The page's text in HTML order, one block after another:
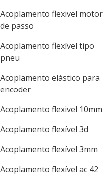
Acoplamento flexivel motor
de passo
Acoplamento flexível tipo
pneu
Acoplamento elástico para
encoder
Acoplamento flexivel 10mm
Acoplamento flexível 3d
Acoplamento flexível 3mm
Acoplamento flexível ac 42